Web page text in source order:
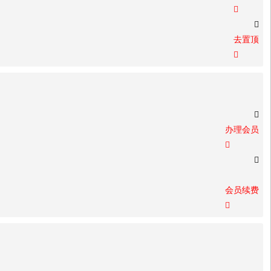


去置顶


办理会员


会员续费
